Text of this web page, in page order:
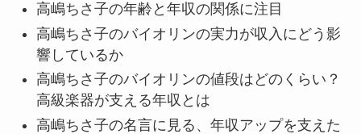
高嶋ちさ子の年齢と年収の関係に注目
高嶋ちさ子のバイオリンの実力が収入にどう影
響しているか
高嶋ちさ子のバイオリンの値段はどのくらい？
高級楽器が支える年収とは
高嶋ちさ子の名言に見る、年収アップを支えた